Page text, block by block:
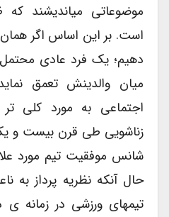
موضوعاتی میاندیشند که
است. بر این اساس اگر همان
دهیم؛ یک فرد عادی محتمل
میان والدینش تعمق
اجتماعی به مورد کلی تر
زناشویی طی قرن بیست و
شانس موفقیت تیم مورد
حال آنکه نظریه پرداز به
تیمهای ورزشی در زمانه ی